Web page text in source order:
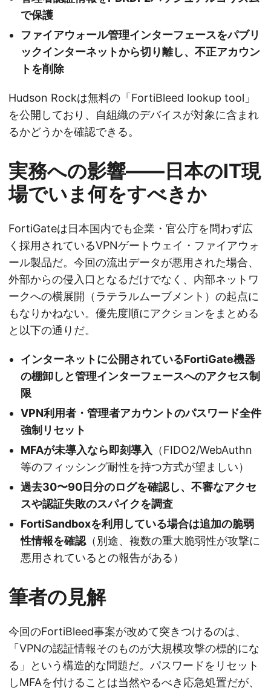
で保護
ファイアウォール管理インターフェースをパブリ
ックインターネットから切り離し、不正アカウン
トを削除
Hudson Rockは無料の「FortiBleed lookup tool」
を公開しており、自組織のデバイスが対象に含まれ
るかどうかを確認できる。
実務への影響——日本のIT現
場でいま何をすべきか
FortiGateは日本国内でも企業・官公庁を問わず広
く採用されているVPNゲートウェイ・ファイアウォ
ール製品だ。今回の流出データが悪用された場合、
外部からの侵入口となるだけでなく、内部ネットワ
ークへの横展開（ラテラルムーブメント）の起点に
もなりかねない。優先度順にアクションをまとめる
と以下の通りだ。
インターネットに公開されているFortiGate機器
の棚卸しと管理インターフェースへのアクセス制
限
VPN利用者・管理者アカウントのパスワード全件
強制リセット
MFAが未導入なら即刻導入 （FIDO2/WebAuthn
等のフィッシング耐性を持つ方式が望ましい）
過去30〜90日分のログを確認し、不審なアクセ
スや認証失敗のスパイクを調査
FortiSandboxを利用している場合は追加の脆弱
性情報を確認（別途、複数の重大脆弱性が攻撃に
悪用されているとの報告がある）
筆者の見解
今回のFortiBleed事案が改めて突きつけるのは、
「VPNの認証情報そのものが大規模攻撃の標的にな
る」という構造的な問題だ。パスワードをリセット
しMFAを付けることは当然やるべき応急処置だが、